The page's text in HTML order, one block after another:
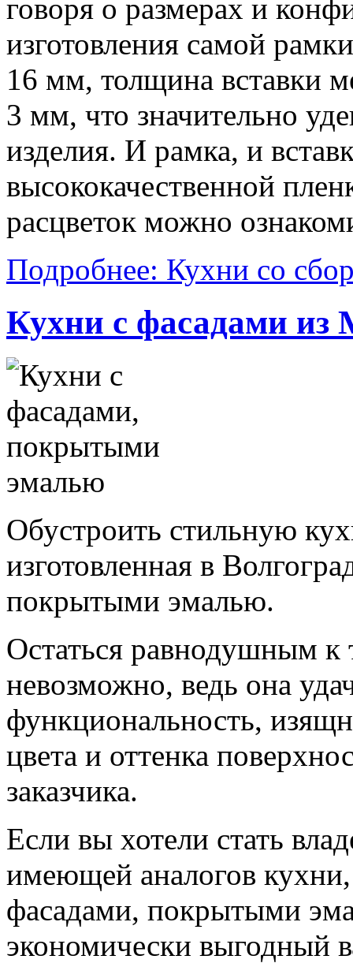
говоря о размерах и
изготовления самой
16 мм, толщина вставки
3 мм, что значительно
изделия. И рамка, и
высококачественной
расцветок можно
Подробнее: Кухни со
Кухни с фасадами
Обустроить стильную
изготовленная в
покрытыми эмалью.
Остаться равнодушным к
невозможно, ведь она
функциональность,
цвета и оттенка
заказчика.
Если вы хотели стать
имеющей аналогов кухни,
фасадами, покрытыми
экономически выгодный